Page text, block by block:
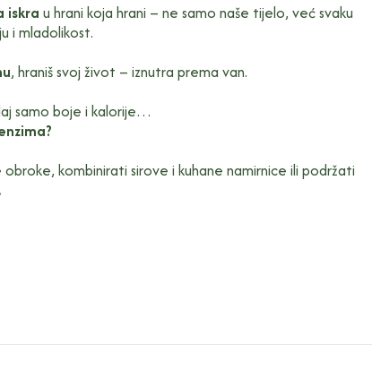
iskra u hrani koja hrani – ne samo naše tijelo, već svaku
i mladolikost.
, hraniš svoj život – iznutra prema van.
samo boje i kalorije…
kombinirati sirove i kuhane namirnice ili podržati